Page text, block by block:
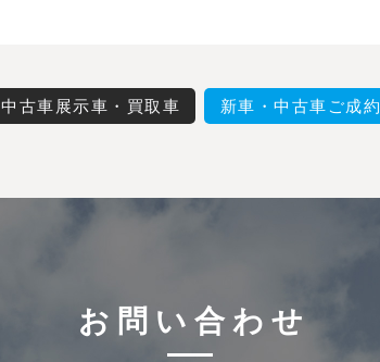
中古車展示車・買取車 新車・中古車ご成約
お問い合わせ